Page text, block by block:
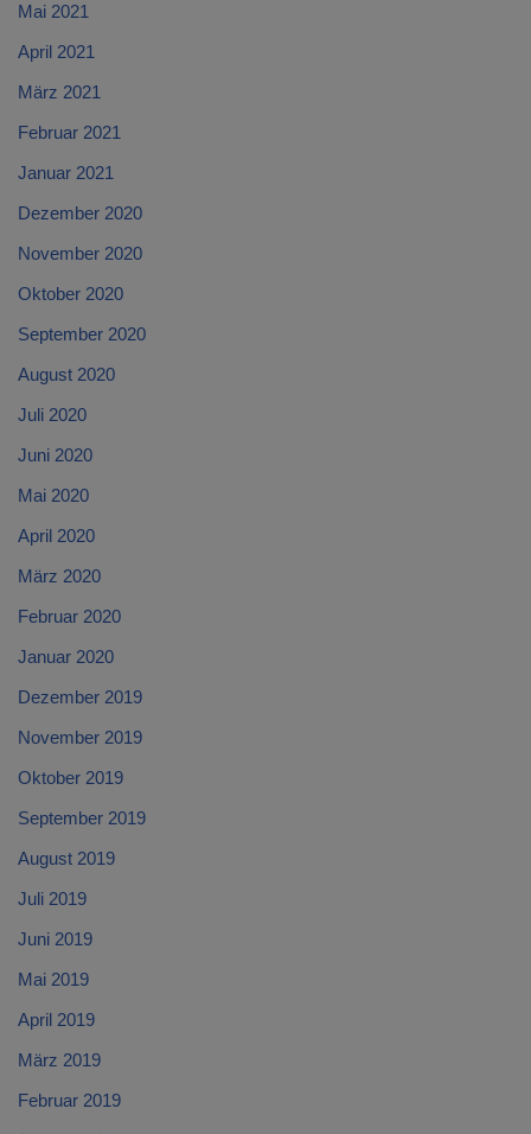
Mai 2021
April 2021
März 2021
Februar 2021
Januar 2021
Dezember 2020
November 2020
Oktober 2020
September 2020
August 2020
Juli 2020
Juni 2020
Mai 2020
April 2020
März 2020
Februar 2020
Januar 2020
Dezember 2019
November 2019
Oktober 2019
September 2019
August 2019
Juli 2019
Juni 2019
Mai 2019
April 2019
März 2019
Februar 2019